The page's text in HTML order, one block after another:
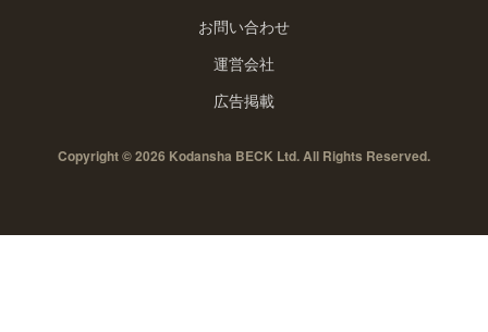
お問い合わせ
運営会社
広告掲載
Copyright © 2026 Kodansha BECK Ltd. All Rights Reserved.